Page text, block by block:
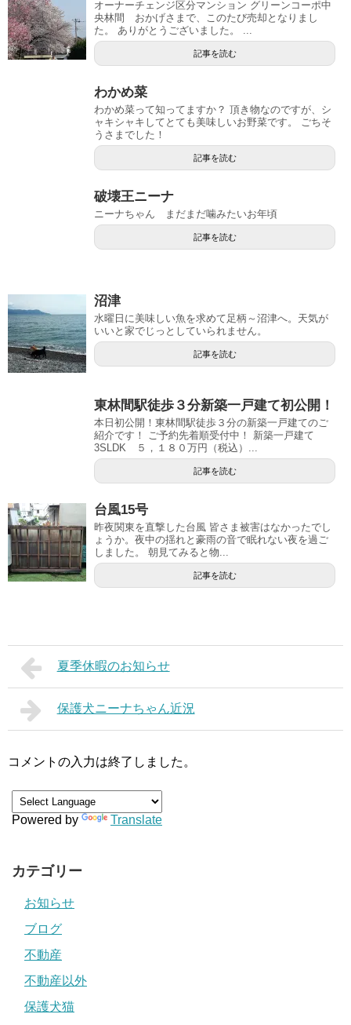
オーナーチェンジ区分マンション グリーンコーポ中
央林間 おかげさまで、このたび売却となりまし
た。 ありがとうございました。 ...
記事を読む
わかめ菜
わかめ菜って知ってますか？ 頂き物なのですが、シ
ャキシャキしてとても美味しいお野菜です。 ごちそ
うさまでした！
記事を読む
破壊王ニーナ
ニーナちゃん まだまだ噛みたいお年頃
記事を読む
沼津
水曜日に美味しい魚を求めて足柄～沼津へ。天気が
いいと家でじっとしていられません。
記事を読む
東林間駅徒歩３分新築一戸建て初公開！
本日初公開！東林間駅徒歩３分の新築一戸建てのご
紹介です！ ご予約先着順受付中！ 新築一戸建て
3SLDK ５，１８０万円（税込）...
記事を読む
台風15号
昨夜関東を直撃した台風 皆さま被害はなかったでし
ょうか。夜中の揺れと豪雨の音で眠れない夜を過ご
しました。 朝見てみると物...
記事を読む
夏季休暇のお知らせ
保護犬ニーナちゃん近況
コメントの入力は終了しました。
Powered by Translate
カテゴリー
お知らせ
ブログ
不動産
不動産以外
保護犬猫